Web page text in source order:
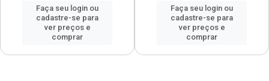
Faça seu login ou
cadastre-se para
ver preços e
comprar
Faça seu login ou
cadastre-se para
ver preços e
comprar